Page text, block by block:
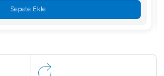
Sepete Ekle